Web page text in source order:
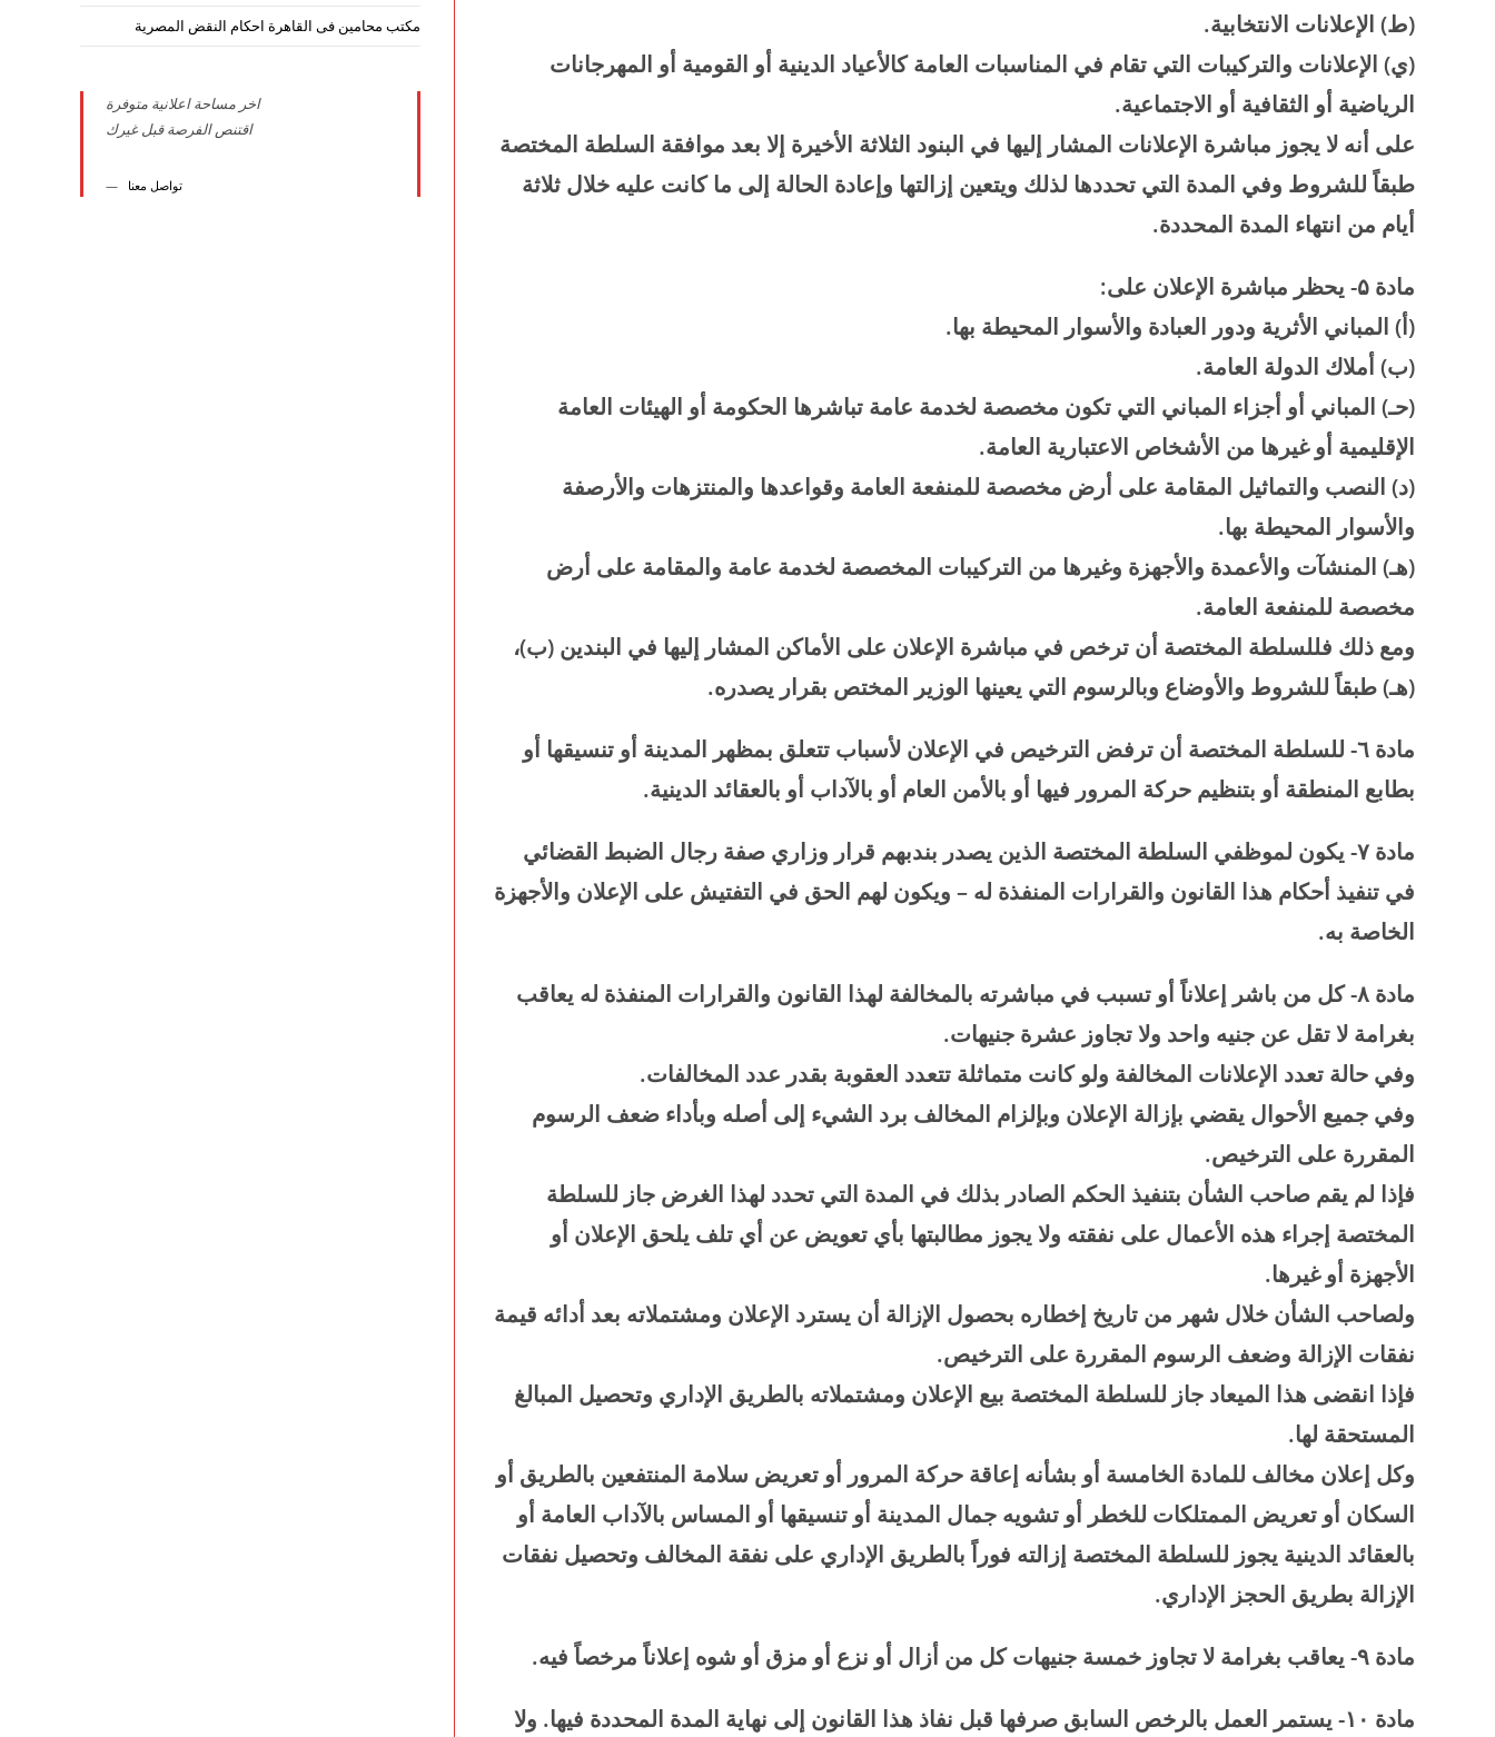
(ط) الإعلانات الانتخابية.
(ي) الإعلانات والتركيبات التي تقام في المناسبات العامة كالأعياد الدينية أو القومية أو المهرجانات
الرياضية أو الثقافية أو الاجتماعية.
على أنه لا يجوز مباشرة الإعلانات المشار إليها في البنود الثلاثة الأخيرة إلا بعد موافقة السلطة المختصة
طبقاً للشروط وفي المدة التي تحددها لذلك ويتعين إزالتها وإعادة الحالة إلى ما كانت عليه خلال ثلاثة
أيام من انتهاء المدة المحددة.
مادة ۵- يحظر مباشرة الإعلان على:
(أ) المباني الأثرية ودور العبادة والأسوار المحيطة بها.
(ب) أملاك الدولة العامة.
(حـ) المباني أو أجزاء المباني التي تكون مخصصة لخدمة عامة تباشرها الحكومة أو الهيئات العامة
الإقليمية أو غيرها من الأشخاص الاعتبارية العامة.
(د) النصب والتماثيل المقامة على أرض مخصصة للمنفعة العامة وقواعدها والمنتزهات والأرصفة
والأسوار المحيطة بها.
(هـ) المنشآت والأعمدة والأجهزة وغيرها من التركيبات المخصصة لخدمة عامة والمقامة على أرض
مخصصة للمنفعة العامة.
ومع ذلك فللسلطة المختصة أن ترخص في مباشرة الإعلان على الأماكن المشار إليها في البندين (ب)،
(هـ) طبقاً للشروط والأوضاع وبالرسوم التي يعينها الوزير المختص بقرار يصدره.
مادة ٦- للسلطة المختصة أن ترفض الترخيص في الإعلان لأسباب تتعلق بمظهر المدينة أو تنسيقها أو
بطابع المنطقة أو بتنظيم حركة المرور فيها أو بالأمن العام أو بالآداب أو بالعقائد الدينية.
مادة ۷- يكون لموظفي السلطة المختصة الذين يصدر بندبهم قرار وزاري صفة رجال الضبط القضائي
في تنفيذ أحكام هذا القانون والقرارات المنفذة له – ويكون لهم الحق في التفتيش على الإعلان والأجهزة
الخاصة به.
مادة ۸- كل من باشر إعلاناً أو تسبب في مباشرته بالمخالفة لهذا القانون والقرارات المنفذة له يعاقب
بغرامة لا تقل عن جنيه واحد ولا تجاوز عشرة جنيهات.
وفي حالة تعدد الإعلانات المخالفة ولو كانت متماثلة تتعدد العقوبة بقدر عدد المخالفات.
وفي جميع الأحوال يقضي بإزالة الإعلان وبإلزام المخالف برد الشيء إلى أصله وبأداء ضعف الرسوم
المقررة على الترخيص.
فإذا لم يقم صاحب الشأن بتنفيذ الحكم الصادر بذلك في المدة التي تحدد لهذا الغرض جاز للسلطة
المختصة إجراء هذه الأعمال على نفقته ولا يجوز مطالبتها بأي تعويض عن أي تلف يلحق الإعلان أو
الأجهزة أو غيرها.
ولصاحب الشأن خلال شهر من تاريخ إخطاره بحصول الإزالة أن يسترد الإعلان ومشتملاته بعد أدائه قيمة
نفقات الإزالة وضعف الرسوم المقررة على الترخيص.
فإذا انقضى هذا الميعاد جاز للسلطة المختصة بيع الإعلان ومشتملاته بالطريق الإداري وتحصيل المبالغ
المستحقة لها.
وكل إعلان مخالف للمادة الخامسة أو بشأنه إعاقة حركة المرور أو تعريض سلامة المنتفعين بالطريق أو
السكان أو تعريض الممتلكات للخطر أو تشويه جمال المدينة أو تنسيقها أو المساس بالآداب العامة أو
بالعقائد الدينية يجوز للسلطة المختصة إزالته فوراً بالطريق الإداري على نفقة المخالف وتحصيل نفقات
الإزالة بطريق الحجز الإداري.
مادة ۹- يعاقب بغرامة لا تجاوز خمسة جنيهات كل من أزال أو نزع أو مزق أو شوه إعلاناً مرخصاً فيه.
مادة ۱۰- يستمر العمل بالرخص السابق صرفها قبل نفاذ هذا القانون إلى نهاية المدة المحددة فيها. ولا
مكتب محامين فى القاهرة احكام النقض المصرية
اخر مساحة اعلانية متوفرة
اقتنص الفرصة قبل غيرك
تواصل معنا